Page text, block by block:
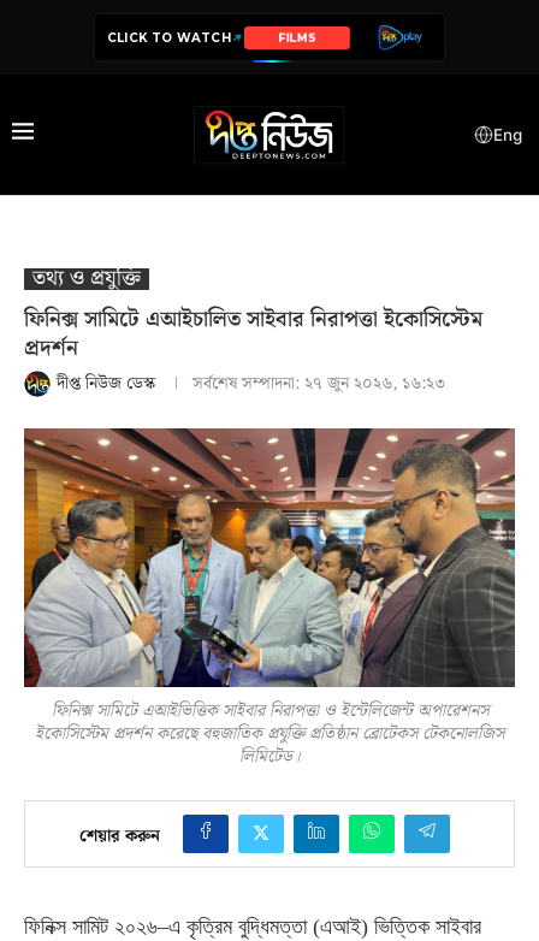
CLICK TO WATCH FILMS
SERIES
Eng
তথ‍্য ও প্রযুক্তি
ফিনিক্স সামিটে এআইচালিত সাইবার নিরাপত্তা ইকোসিস্টেম
প্রদর্শন
দীপ্ত নিউজ ডেস্ক সর্বশেষ সম্পাদনা: ২৭ জুন ২০২৬, ১৬:২৩
ফিনিক্স সামিটে এআইভিত্তিক সাইবার নিরাপত্তা ও ইন্টেলিজেন্ট অপারেশনস
ইকোসিস্টেম প্রদর্শন করেছে বহুজাতিক প্রযুক্তি প্রতিষ্ঠান ব্রোটেকস টেকনোলজিস
লিমিটেড।
শেয়ার করুন
ফিনিক্স সামিট ২০২৬–এ কৃত্রিম বুদ্ধিমত্তা (এআই) ভিত্তিক সাইবার